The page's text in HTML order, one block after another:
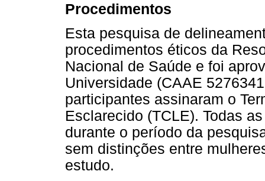
Procedimentos
Esta pesquisa de
procedimentos éticos da
Nacional de Saúde e foi
Universidade (CAAE
participantes assinaram o
Esclarecido (TCLE). Todas
durante o período da
sem distinções entre
estudo.